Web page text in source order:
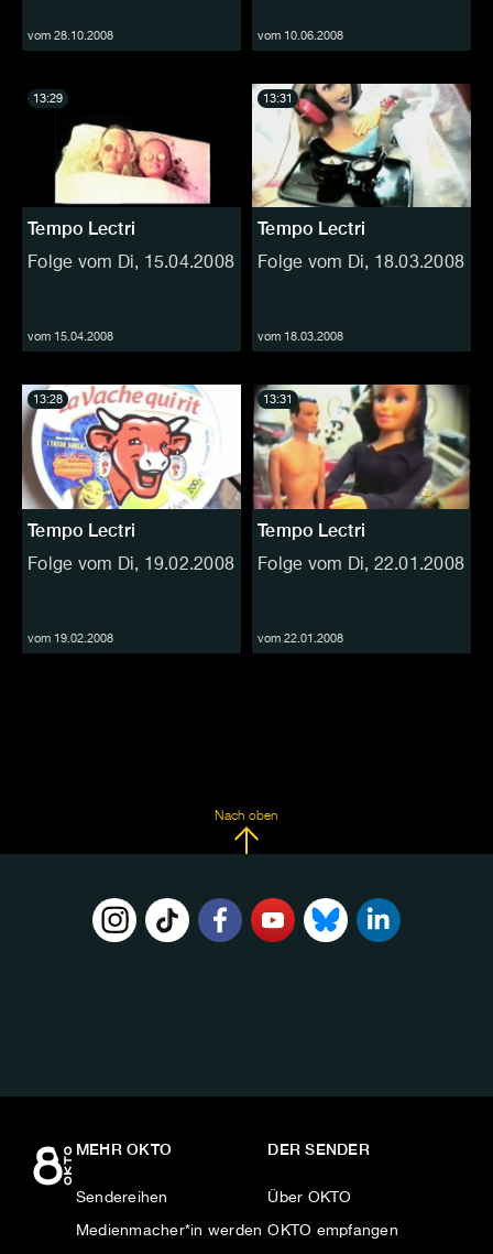
vom 28.10.2008 vom 10.06.2008
Tempo Lectri
Folge vom Di, 15.04.2008
vom 15.04.2008
13:29
Tempo Lectri
Folge vom Di, 18.03.2008
vom 18.03.2008
13:31
Tempo Lectri
Folge vom Di, 19.02.2008
vom 19.02.2008
13:28
Tempo Lectri
Folge vom Di, 22.01.2008
vom 22.01.2008
13:31
Nach oben
MEHR OKTO
Sendereihen
Medienmacher*in werden
DER SENDER
Über OKTO
OKTO empfangen